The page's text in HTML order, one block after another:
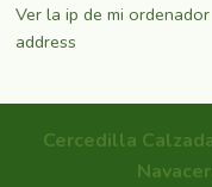
Ver la ip de mi
address
Cercedilla